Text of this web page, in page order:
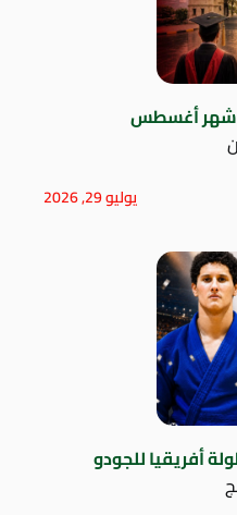
شهر أغسطس
يوليو 29, 2026
أفريقيا للجودو